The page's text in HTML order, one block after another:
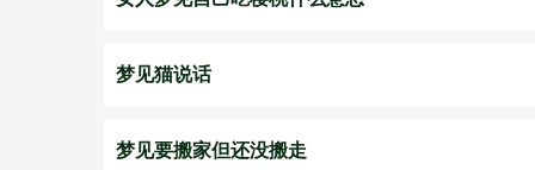
梦见猫说话
梦见要搬家但还没搬走